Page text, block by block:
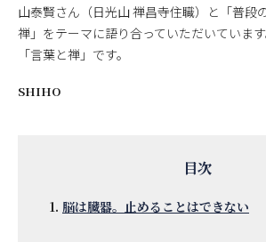
山泰賢さん（日光山 禅昌寺住職）と「普段
禅」をテーマに語り合っていただいていま
「言葉と禅」です。
SHIHO
脳は臓器。止めることはできない